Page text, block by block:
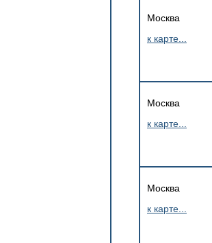
Москва
к карте...
Москва
к карте...
Москва
к карте...